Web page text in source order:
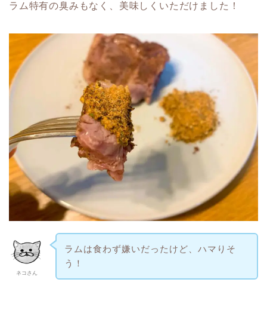
ラム特有の臭みもなく、美味しくいただけました！
ネコさん
ラムは食わず嫌いだったけど、ハマりそ
う！